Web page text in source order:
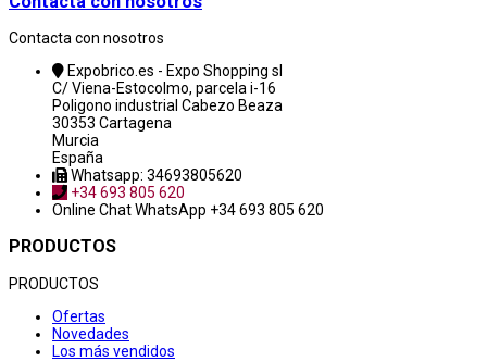
Contacta con nosotros
Expobrico.es - Expo Shopping sl
C/ Viena-Estocolmo, parcela i-16
Poligono industrial Cabezo Beaza
30353 Cartagena
Murcia
España
Whatsapp: 34693805620
+34 693 805 620
Online ChatWhatsApp +34 693 805 620
PRODUCTOS
PRODUCTOS
Ofertas
Novedades
Los más vendidos